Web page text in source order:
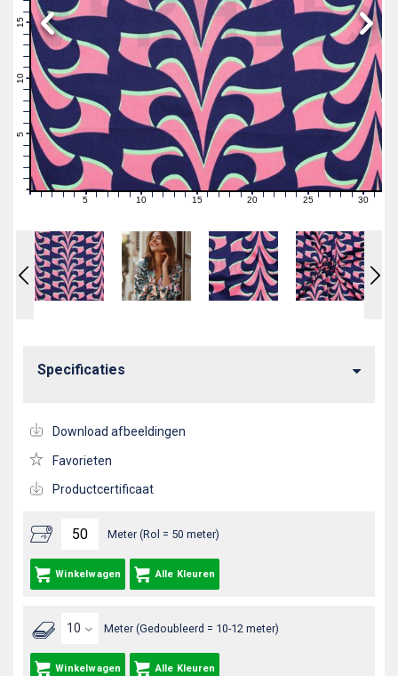
0
1
4
5
6
8
9
10
11
13
14
15
16
0 1 2 3 4 5 6 7 89 1112131415 1617181920 21222324252627282930 31
Meter (Rol = 50 meter)
Winkelwagen Alle Kleuren
Meter (Gedoubleerd = 10-12 meter)
Winkelwagen Alle Kleuren
Specificaties
Download afbeeldingen
Favorieten
Productcertificaat